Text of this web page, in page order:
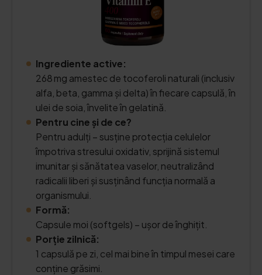
Ingrediente active:
268 mg amestec de tocoferoli naturali (inclusiv
alfa, beta, gamma și delta) în fiecare capsulă, în
ulei de soia, învelite în gelatină.
Pentru cine și de ce?
Pentru adulți – susține protecția celulelor
împotriva stresului oxidativ, sprijină sistemul
imunitar și sănătatea vaselor, neutralizând
radicalii liberi și susținând funcția normală a
organismului.
Formă:
Capsule moi (softgels) – ușor de înghițit.
Porție zilnică:
1 capsulă pe zi, cel mai bine în timpul mesei care
conține grăsimi.